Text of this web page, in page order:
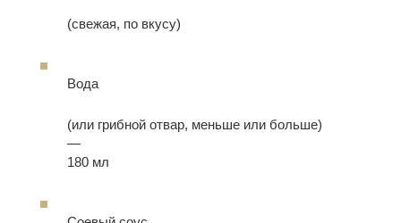
(свежая, по вкусу)
Вода
(или грибной отвар, меньше или больше)
—
180 мл